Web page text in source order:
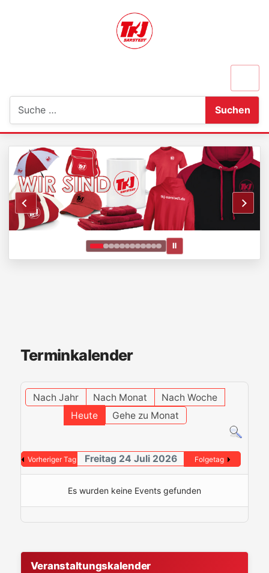
Suchen
Ⅱ
Terminkalender
Nach Jahr Nach Monat
Nach Woche
Heute
Gehe zu Monat
Vorheriger Tag Freitag 24 Juli 2026 Folgetag
Es wurden keine Events gefunden
Veranstaltungskalender